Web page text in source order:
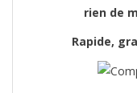
rien de
Rapide,